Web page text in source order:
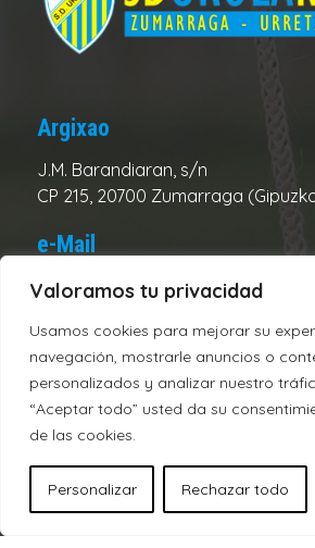
Valoramos tu privacidad
Usamos cookies para mejorar su
navegación, mostrarle anuncios o
personalizados y analizar nuestro
“Aceptar todo” usted da su
de las cookies.
Personalizar Rechazar todo
Argixao
J.M. Barandiaran, s/n
CP 215, 20700 Zumarraga
e-Mail
Club:urolake@urolake.eus
Telefonos
Campo:943720312
Oficina:943721928